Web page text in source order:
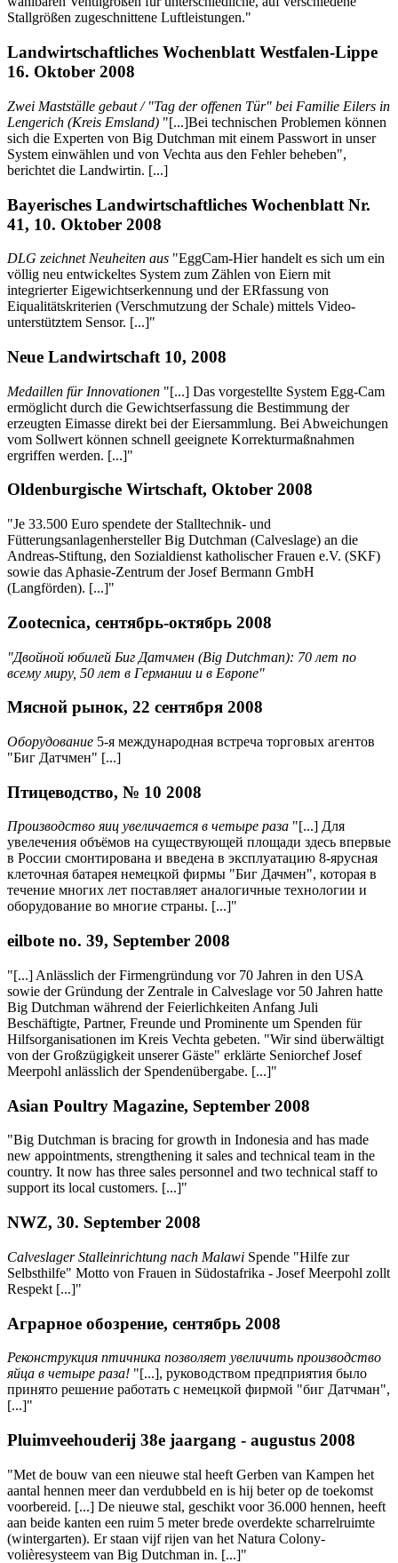
Stallgrößen zugeschnittene Luftleistungen."
Landwirtschaftliches Wochenblatt Westfalen-Lippe
16. Oktober 2008
Zwei Mastställe gebaut / "Tag der offenen Tür" bei Familie Eilers in
Lengerich (Kreis Emsland) "[...]Bei technischen Problemen können
sich die Experten von Big Dutchman mit einem Passwort in unser
System einwählen und von Vechta aus den Fehler beheben",
berichtet die Landwirtin. [...]
Bayerisches Landwirtschaftliches Wochenblatt Nr.
41, 10. Oktober 2008
DLG zeichnet Neuheiten aus "EggCam-Hier handelt es sich um ein
völlig neu entwickeltes System zum Zählen von Eiern mit
integrierter Eigewichtserkennung und der ERfassung von
Eiqualitätskriterien (Verschmutzung der Schale) mittels Video-
unterstütztem Sensor. [...]"
Neue Landwirtschaft 10, 2008
Medaillen für Innovationen "[...] Das vorgestellte System Egg-Cam
ermöglicht durch die Gewichtserfassung die Bestimmung der
erzeugten Eimasse direkt bei der Eiersammlung. Bei Abweichungen
vom Sollwert können schnell geeignete Korrekturmaßnahmen
ergriffen werden. [...]"
Oldenburgische Wirtschaft, Oktober 2008
"Je 33.500 Euro spendete der Stalltechnik- und
Fütterungsanlagenhersteller Big Dutchman (Calveslage) an die
Andreas-Stiftung, den Sozialdienst katholischer Frauen e.V. (SKF)
sowie das Aphasie-Zentrum der Josef Bermann GmbH
(Langförden). [...]"
Zootecnica, сентябрь-октябрь 2008
"Двойной юбилей Биг Датчмен (Big Dutchman): 70 лет по
всему миру, 50 лет в Германии и в Европе"
Мясной рынок, 22 сентября 2008
Оборудование 5-я международная встреча торговых агентов
"Биг Датчмен" [...]
Птицеводство, № 10 2008
Производство яиц увеличается в четыре раза "[...] Для
увелечения объёмов на существующей площади здесь впервые
в России смонтирована и введена в эксплуатацию 8-ярусная
клеточная батарея немецкой фирмы "Биг Дачмен", которая в
течение многих лет поставляет аналогичные технологии и
оборудование во многие страны. [...]"
eilbote no. 39, September 2008
"[...] Anlässlich der Firmengründung vor 70 Jahren in den USA
sowie der Gründung der Zentrale in Calveslage vor 50 Jahren hatte
Big Dutchman während der Feierlichkeiten Anfang Juli
Beschäftigte, Partner, Freunde und Prominente um Spenden für
Hilfsorganisationen im Kreis Vechta gebeten. "Wir sind überwältigt
von der Großzügigkeit unserer Gäste" erklärte Seniorchef Josef
Meerpohl anlässlich der Spendenübergabe. [...]"
Asian Poultry Magazine, September 2008
"Big Dutchman is bracing for growth in Indonesia and has made
new appointments, strengthening it sales and technical team in the
country. It now has three sales personnel and two technical staff to
support its local customers. [...]"
NWZ, 30. September 2008
Calveslager Stalleinrichtung nach Malawi Spende "Hilfe zur
Selbsthilfe" Motto von Frauen in Südostafrika - Josef Meerpohl zollt
Respekt [...]"
Аграрное обозрение, сентябрь 2008
Реконструкция птичника позволяет увеличить производство
яйца в четыре раза! "[...], руководством предприятия было
принято решение работать с немецкой фирмой "биг Датчман",
[...]"
Pluimveehouderij 38e jaargang - augustus 2008
"Met de bouw van een nieuwe stal heeft Gerben van Kampen het
aantal hennen meer dan verdubbeld en is hij beter op de toekomst
voorbereid. [...] De nieuwe stal, geschikt voor 36.000 hennen, heeft
aan beide kanten een ruim 5 meter brede overdekte scharrelruimte
(wintergarten). Er staan vijf rijen van het Natura Colony-
volièresysteem van Big Dutchman in. [...]"